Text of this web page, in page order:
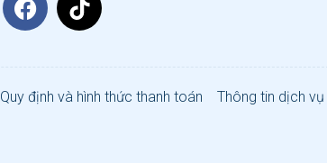
Quy định và hình thức thanh toán Thông tin dịch vụ